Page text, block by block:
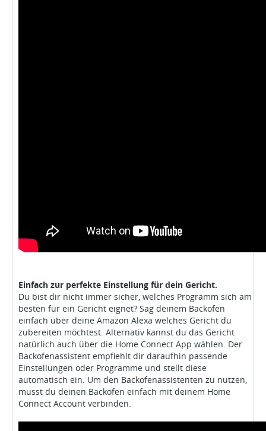
Einfach zur perfekte Einstellung für dein Gericht.
Du bist dir nicht immer sicher, welches Programm sich am
besten für ein Gericht eignet? Sag deinem Backofen
einfach über deine Amazon Alexa welches Gericht du
zubereiten möchtest. Alternativ kannst du das Gericht
natürlich auch über die Home Connect App wählen. Der
Backofenassistent empfiehlt dir daraufhin passende
Einstellungen oder Programme und stellt diese
automatisch ein. Um den Backofenassistenten zu nutzen,
musst du deinen Backofen einfach mit deinem Home
Connect Account verbinden.